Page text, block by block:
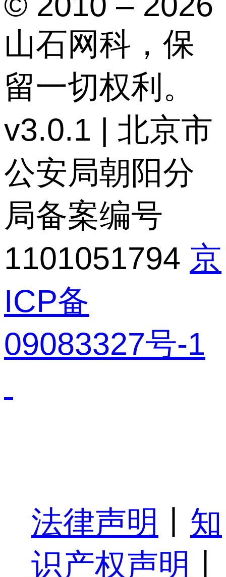
山石网科，保
留一切权利。
v3.0.1 | 北京市
公安局朝阳分
局备案编号
1101051794 京
ICP备
09083327号-1
法律声明
知
识产权声明